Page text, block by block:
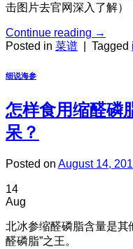
击图片去官网深入了解）
Continue reading →
Posted in 菜谱 Tagged
细说海参
怎样食用缩醛磷
呆？
Posted on August 14,
14
Aug
北冰参缩醛磷脂含量是其
醛磷脂”之王。